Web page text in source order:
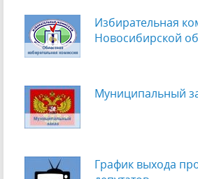
Избирательная
Новосибирской
Муниципальный
График выхода